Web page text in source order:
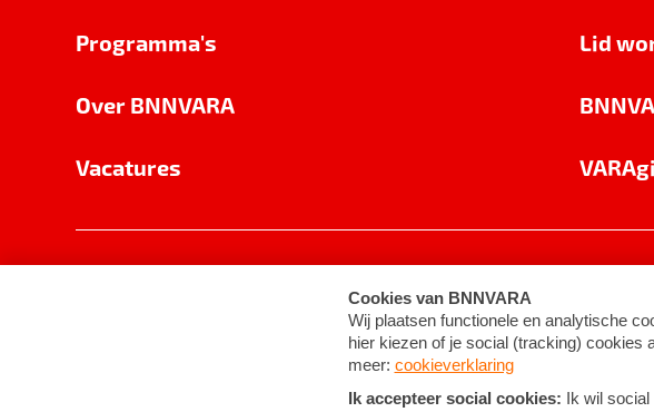
Programma's
Over BNNVARA
Vacatures
Lid
Cookie-instellingen Algemene voorwaarden